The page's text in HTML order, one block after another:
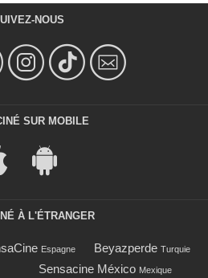
NOUS
SUR MOBILE
À L'ÉTRANGER
Espagne Beyazperde Turquie
Sensacine México Mexique